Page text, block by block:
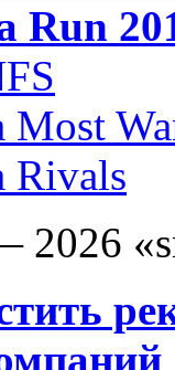
Run
Most
Rivals